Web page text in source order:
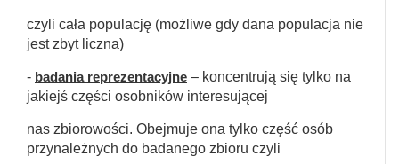
czyli cała populację (możliwe gdy dana populacja nie
jest zbyt liczna)
- badania reprezentacyjne – koncentrują się tylko na
jakiejś części osobników interesującej
nas zbiorowości. Obejmuje ona tylko część osób
przynależnych do badanego zbioru czyli